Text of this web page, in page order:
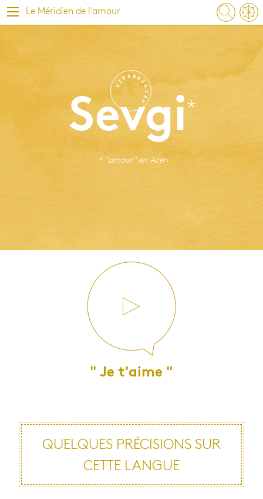
Le Méridien de l'amour
Sevgi
A
Z
E R B A
Ï
D
J
A
N
* "amour" en Azéri
" Je t'aime "
QUELQUES PRÉCISIONS SUR
CETTE LANGUE